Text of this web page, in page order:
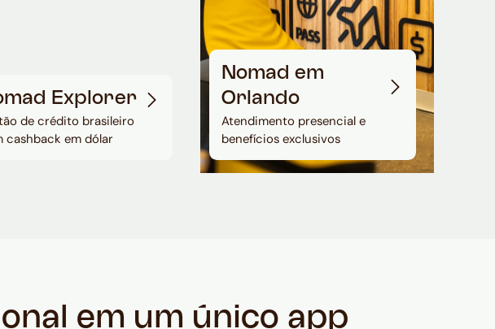
Explorer
de crédito brasileiro
cashback em dólar
Nomad em
Orlando
Atendimento presencial e
benefícios exclusivos
em um único app